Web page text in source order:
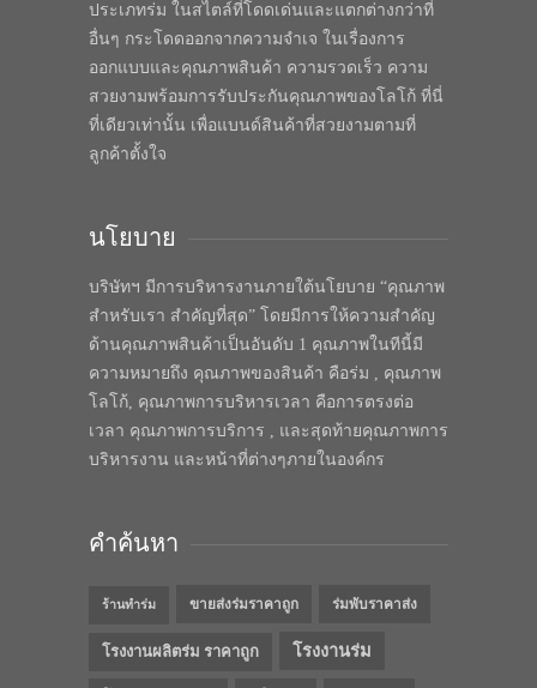
ประเภทร่ม ในสไตล์ที่โดดเด่นและแตกต่างกว่าที่
อื่นๆ กระโดดออกจากความจำเจ ในเรื่องการ
ออกแบบและคุณภาพสินค้า ความรวดเร็ว ความ
สวยงามพร้อมการรับประกันคุณภาพของโลโก้ ที่นี่
ที่เดียวเท่านั้น เพื่อแบนด์สินค้าที่สวยงามตามที่
ลูกค้าตั้งใจ
นโยบาย
บริษัทฯ มีการบริหารงานภายใต้นโยบาย “คุณภาพ
สำหรับเรา สำคัญที่สุด” โดยมีการให้ความสำคัญ
ด้านคุณภาพสินค้าเป็นอันดับ 1 คุณภาพในทีนี้มี
ความหมายถึง คุณภาพของสินค้า คือร่ม , คุณภาพ
โลโก้, คุณภาพการบริหารเวลา คือการตรงต่อ
เวลา คุณภาพการบริการ , และสุดท้ายคุณภาพการ
บริหารงาน และหน้าที่ต่างๆภายในองค์กร
คำค้นหา
ร้านทำร่ม ขายส่งร่มราคาถูก ร่มพับราคาส่ง
โรงงานผลิตร่ม ราคาถูก โรงงานร่ม